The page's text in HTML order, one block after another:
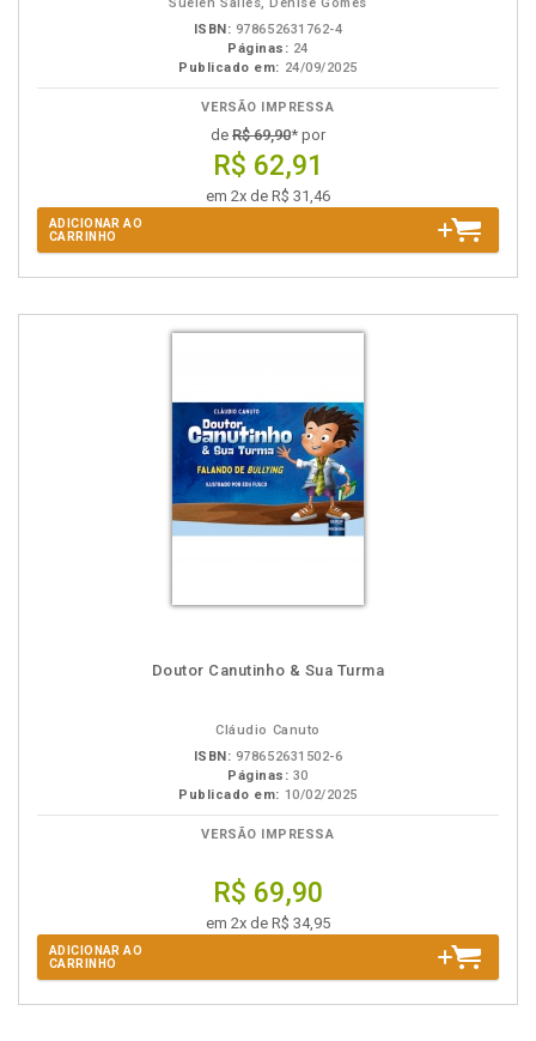
ISBN: 978652631762-4
Páginas: 24
Publicado em: 24/09/2025
VERSÃO IMPRESSA
de R$ 69,90* por
R$ 62,91
em 2x de R$ 31,46
ADICIONAR AO
CARRINHO
Doutor Canutinho & Sua Turma
Cláudio Canuto
ISBN: 978652631502-6
Páginas: 30
Publicado em: 10/02/2025
VERSÃO IMPRESSA
R$ 69,90
em 2x de R$ 34,95
ADICIONAR AO
CARRINHO